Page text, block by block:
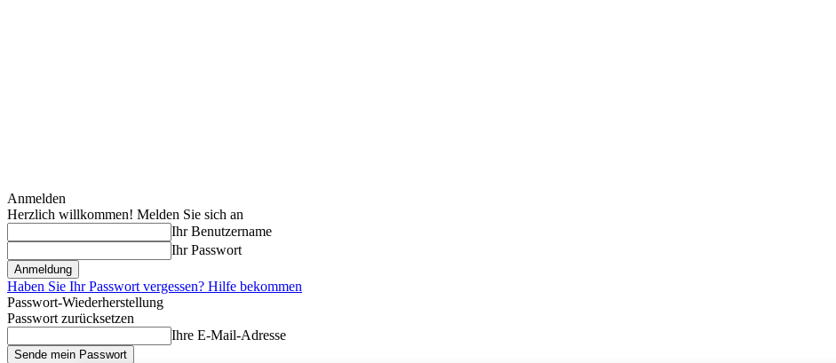
Anmelden
Herzlich willkommen! Melden Sie sich an
Ihr Benutzername
Ihr Passwort
Haben Sie Ihr Passwort vergessen? Hilfe bekommen
Passwort-Wiederherstellung
Passwort zurücksetzen
Ihre E-Mail-Adresse